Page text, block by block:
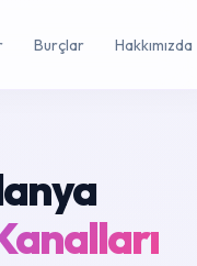
Burçlar Hakkımızda